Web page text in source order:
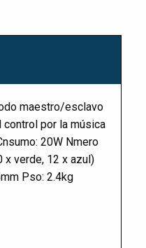
maestro/esclavo
por la música
20W Nmero
x verde, 12 x azul)
Pso: 2.4kg